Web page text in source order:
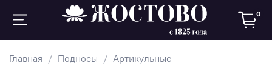
0
Главная Подносы Артикульные